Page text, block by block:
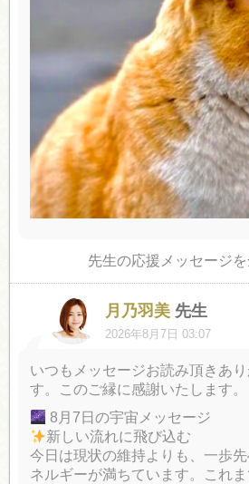
先生の応援メッセージ
月乃羽美 先生
2026年8月7日 03:07
いつもメッセージお読み頂きあ
す。このご縁に感謝いたします。
8月7日の宇宙メッセージ
新しい流れに飛び込む
今日は現状の維持よりも、一歩先
ネルギーが満ちています。これ